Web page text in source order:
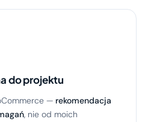
do projektu
— rekomendacja
, nie od moich